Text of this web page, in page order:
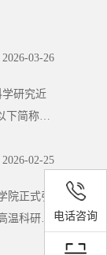
2026-03-26
学研究近
下简称
2026-02-25
正式引
温科研需
电话咨询